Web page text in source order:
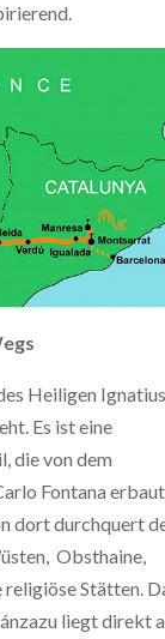
Heiligen
Es ist eine
die von dem
Fontana erbaut
dort durchquert
Obsthaine,
Stätten.
liegt direkt